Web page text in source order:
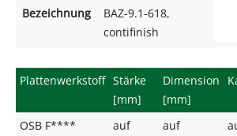
Bezeichnung
BAZ-9.1-618,
contifinish
Plattenwerkstoff Stärke
[mm]
Dimension
[mm]
OSB F****
auf
auf